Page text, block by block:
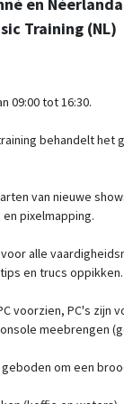
en
Training (NL)
09:00 tot 16:30.
behandelt
van nieuwe
pixelmapping.
alle
en trucs oppikken.
voorzien, PC's zijn
meebrengen
om een